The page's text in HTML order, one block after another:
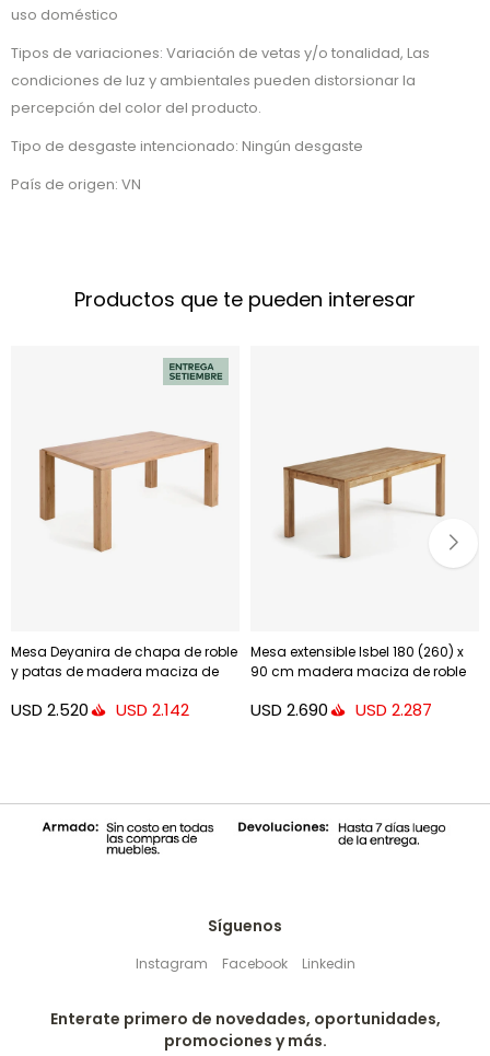
uso doméstico
Tipos de variaciones: Variación de vetas y/o tonalidad, Las
condiciones de luz y ambientales pueden distorsionar la
percepción del color del producto.
Tipo de desgaste intencionado: Ningún desgaste
País de origen: VN
Productos que te pueden interesar
Mesa Deyanira de chapa de roble
y patas de madera maciza de
USD 2.520 USD 2.142
Mesa extensible Isbel 180 (260) x
90 cm madera maciza de roble
USD 2.690 USD 2.287
Síguenos
Instagram Facebook Linkedin
Enterate primero de novedades, oportunidades,
promociones y más.